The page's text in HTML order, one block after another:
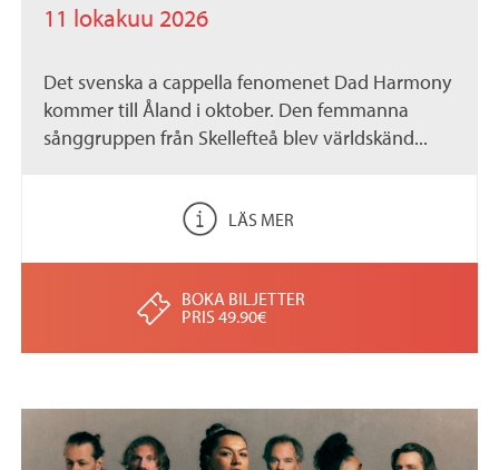
11 lokakuu 2026
Det svenska a cappella fenomenet Dad Harmony
kommer till Åland i oktober. Den femmanna
sånggruppen från Skellefteå blev världskänd...
LÄS MER
BOKA BILJETTER
PRIS 49.90€